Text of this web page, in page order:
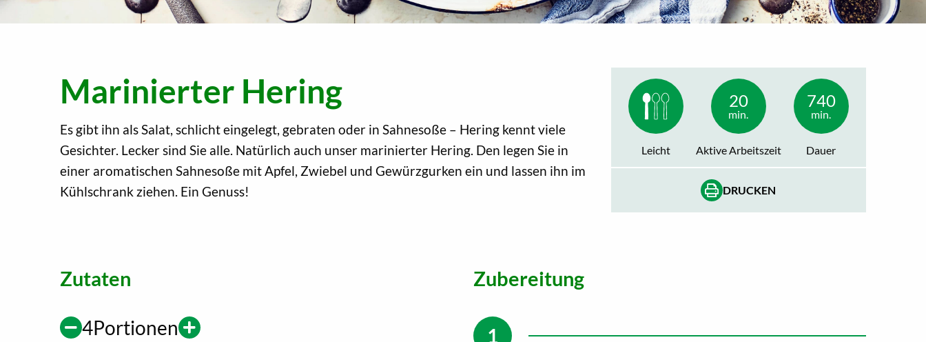
Marinierter Hering
Es gibt ihn als Salat, schlicht eingelegt, gebraten oder in Sahnesoße – Hering kennt viele
Gesichter. Lecker sind Sie alle. Natürlich auch unser marinierter Hering. Den legen Sie in
einer aromatischen Sahnesoße mit Apfel, Zwiebel und Gewürzgurken ein und lassen ihn im
Kühlschrank ziehen. Ein Genuss!
Leicht
20
min.
Aktive Arbeitszeit
740
min.
Dauer
DRUCKEN
Zutaten
4Portionen
Zubereitung